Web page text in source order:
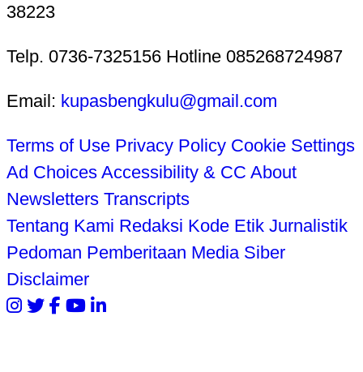
38223
Telp. 0736-7325156 Hotline 085268724987
Email: kupasbengkulu@gmail.com
Terms of Use Privacy Policy Cookie Settings
Ad Choices Accessibility & CC About
Newsletters Transcripts
Tentang Kami Redaksi Kode Etik Jurnalistik
Pedoman Pemberitaan Media Siber
Disclaimer